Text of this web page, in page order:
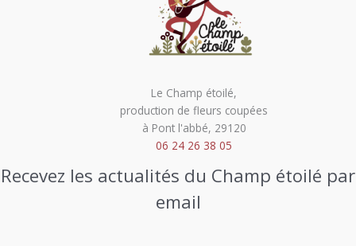
Le Champ étoilé,
production de fleurs coupées
à Pont l'abbé, 29120
06 24 26 38 05
Recevez les actualités du Champ étoilé par
email